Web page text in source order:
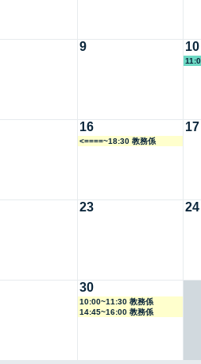
9 10
16
<====~18:30 教務係
17
23 24
30
10:00~11:30 教務係
14:45~16:00 教務係